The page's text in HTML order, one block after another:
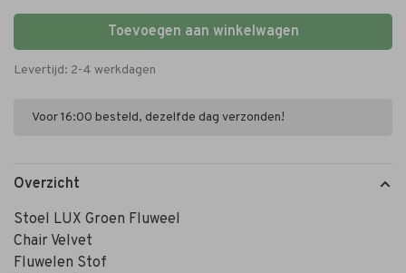
Toevoegen aan winkelwagen
Levertijd: 2-4 werkdagen
Voor 16:00 besteld, dezelfde dag verzonden!
Overzicht
Stoel LUX Groen Fluweel
Chair Velvet
Fluwelen Stof